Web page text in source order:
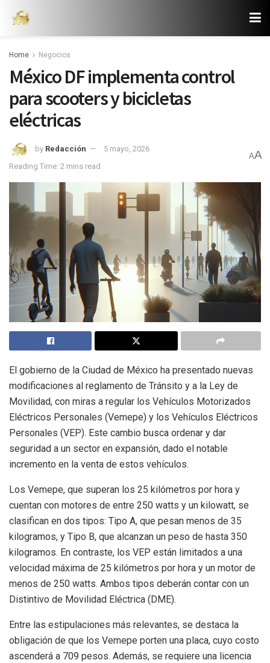
Home Negocios
México DF implementa control
para scooters y bicicletas
eléctricas
by Redacción
5 mayo, 2026
Reading Time: 2 mins read
AA
El gobierno de la Ciudad de México ha presentado nuevas
modificaciones al reglamento de Tránsito y a la Ley de
Movilidad, con miras a regular los Vehículos Motorizados
Eléctricos Personales (Vemepe) y los Vehículos Eléctricos
Personales (VEP). Este cambio busca ordenar y dar
seguridad a un sector en expansión, dado el notable
incremento en la venta de estos vehículos.
Los Vemepe, que superan los 25 kilómetros por hora y
cuentan con motores de entre 250 watts y un kilowatt, se
clasifican en dos tipos: Tipo A, que pesan menos de 35
kilogramos, y Tipo B, que alcanzan un peso de hasta 350
kilogramos. En contraste, los VEP están limitados a una
velocidad máxima de 25 kilómetros por hora y un motor de
menos de 250 watts. Ambos tipos deberán contar con un
Distintivo de Movilidad Eléctrica (DME).
Entre las estipulaciones más relevantes, se destaca la
obligación de que los Vemepe porten una placa, cuyo costo
ascenderá a 709 pesos. Además, se requiere una licencia